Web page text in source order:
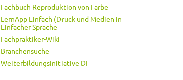
Fachbuch Reproduktion von Farbe
LernApp Einfach (Druck und Medien in
Einfacher Sprache
Fachpraktiker-Wiki
Branchensuche
Weiterbildungsinitiative DI